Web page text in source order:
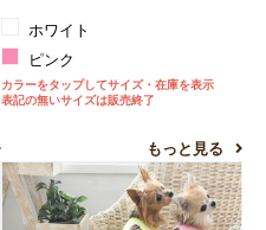
ホワイト
ピンク
カラーをタップしてサイズ・在庫を表示
表記の無いサイズは販売終了
もっと見る